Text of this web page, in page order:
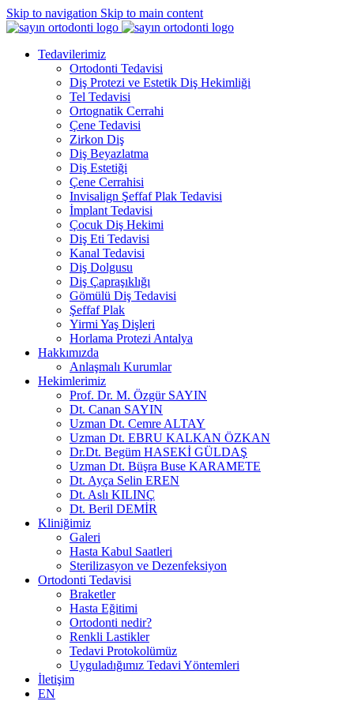
Skip to navigation Skip to main content
Tedavilerimiz
Ortodonti Tedavisi
Diş Protezi ve Estetik Diş Hekimliği
Tel Tedavisi
Ortognatik Cerrahi
Çene Tedavisi
Zirkon Diş
Diş Beyazlatma
Diş Estetiği
Çene Cerrahisi
Invisalign Şeffaf Plak Tedavisi
İmplant Tedavisi
Çocuk Diş Hekimi
Diş Eti Tedavisi
Kanal Tedavisi
Diş Dolgusu
Diş Çapraşıklığı
Gömülü Diş Tedavisi
Şeffaf Plak
Yirmi Yaş Dişleri
Horlama Protezi Antalya
Hakkımızda
Anlaşmalı Kurumlar
Hekimlerimiz
Prof. Dr. M. Özgür SAYIN
Dt. Canan SAYIN
Uzman Dt. Cemre ALTAY
Uzman Dt. EBRU KALKAN ÖZKAN
Dr.Dt. Begüm HASEKİ GÜLDAŞ
Uzman Dt. Büşra Buse KARAMETE
Dt. Ayça Selin EREN
Dt. Aslı KILINÇ
Dt. Beril DEMİR
Kliniğimiz
Galeri
Hasta Kabul Saatleri
Sterilizasyon ve Dezenfeksiyon
Ortodonti Tedavisi
Braketler
Hasta Eğitimi
Ortodonti nedir?
Renkli Lastikler
Tedavi Protokolümüz
Uyguladığımız Tedavi Yöntemleri
İletişim
EN